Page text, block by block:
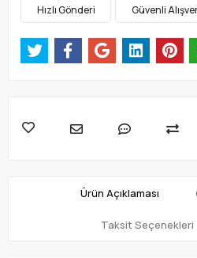
Hızlı Gönderi Güvenli
Ürün Açıklaması
Taksit Seçenekleri